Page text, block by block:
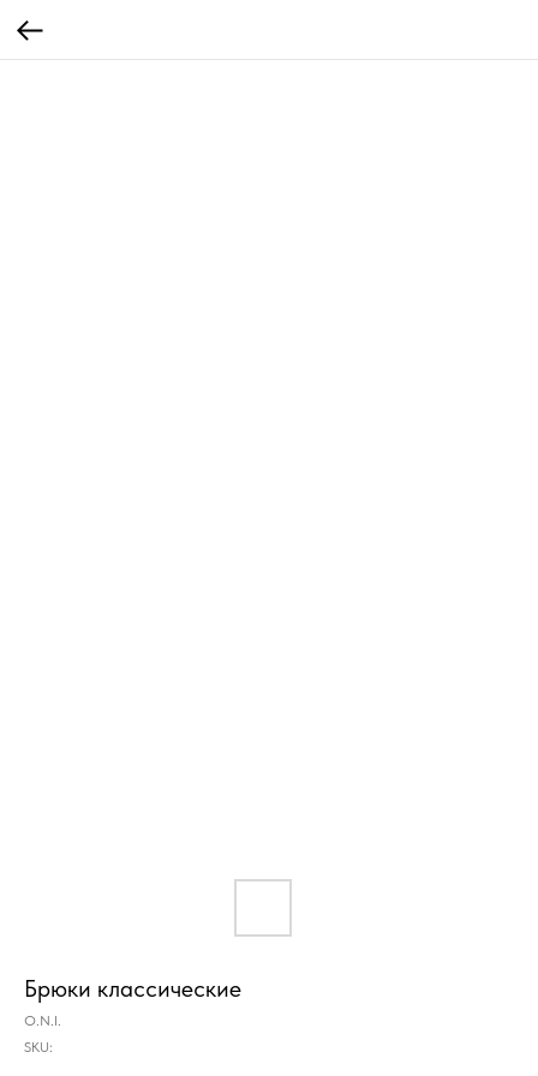
Брюки классические
O.N.I.
SKU: